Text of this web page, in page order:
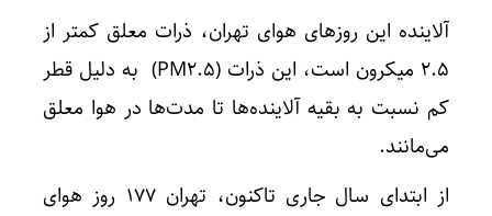
آلاینده این روزهای هوای تهران، ذرات معلق کمتر از
2.5 میکرون است، این ذرات (PM2.5) به دلیل قطر
کم نسبت به بقیه آلاینده‌ها تا مدت‌ها در هوا معلق
می‌مانند.
از ابتدای سال جاری تاکنون، تهران 177 روز هوای